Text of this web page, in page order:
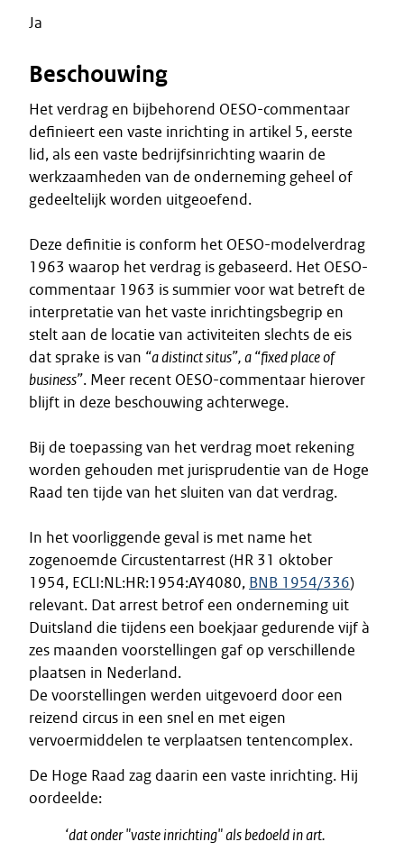
Ja
Beschouwing
Het verdrag en bijbehorend OESO-commentaar
definieert een vaste inrichting in artikel 5, eerste
lid, als een vaste bedrijfsinrichting waarin de
werkzaamheden van de onderneming geheel of
gedeeltelijk worden uitgeoefend.
Deze definitie is conform het OESO-modelverdrag
1963 waarop het verdrag is gebaseerd. Het OESO-
commentaar 1963 is summier voor wat betreft de
interpretatie van het vaste inrichtingsbegrip en
stelt aan de locatie van activiteiten slechts de eis
dat sprake is van “a distinct situs”, a “fixed place of
business”. Meer recent OESO-commentaar hierover
blijft in deze beschouwing achterwege.
Bij de toepassing van het verdrag moet rekening
worden gehouden met jurisprudentie van de Hoge
Raad ten tijde van het sluiten van dat verdrag.
In het voorliggende geval is met name het
zogenoemde Circustentarrest (HR 31 oktober
1954, ECLI:NL:HR:1954:AY4080, BNB 1954/336)
relevant. Dat arrest betrof een onderneming uit
Duitsland die tijdens een boekjaar gedurende vijf à
zes maanden voorstellingen gaf op verschillende
plaatsen in Nederland.
De voorstellingen werden uitgevoerd door een
reizend circus in een snel en met eigen
vervoermiddelen te verplaatsen tentencomplex.
De Hoge Raad zag daarin een vaste inrichting. Hij
oordeelde:
‘dat onder "vaste inrichting" als bedoeld in art.